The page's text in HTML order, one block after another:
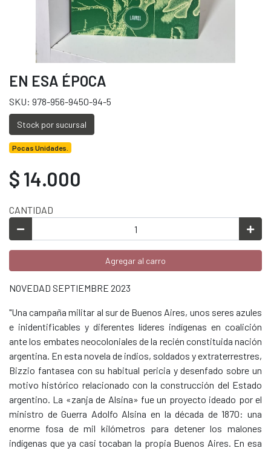
EN ESA ÉPOCA
SKU: 978-956-9450-94-5
Stock por sucursal
Pocas Unidades.
$ 14.000
CANTIDAD
Agregar al carro
NOVEDAD SEPTIEMBRE 2023
"Una campaña militar al sur de Buenos Aires, unos seres azules
e inidentificables y diferentes líderes indígenas en coalición
ante los embates neocoloniales de la recién constituida nación
argentina. En esta novela de indios, soldados y extraterrestres,
Bizzio fantasea con su habitual pericia y desenfado sobre un
motivo histórico relacionado con la construcción del Estado
argentino. La «zanja de Alsina» fue un proyecto ideado por el
ministro de Guerra Adolfo Alsina en la década de 1870: una
enorme fosa de mil kilómetros para detener los malones
indígenas que ya casi tocaban la propia Buenos Aires. En esa